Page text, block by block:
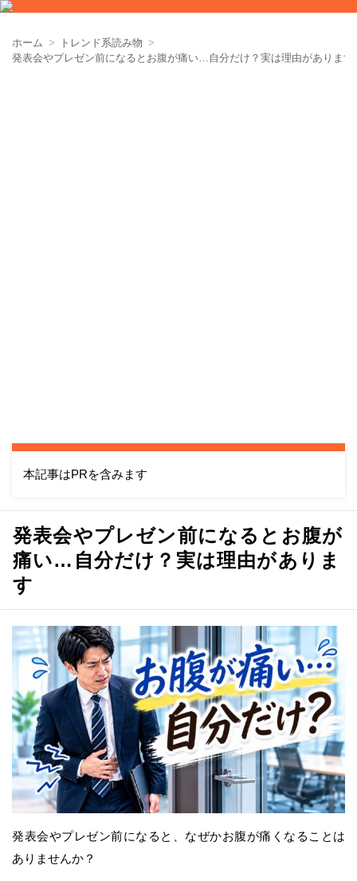
ホーム
トレンド系読み物
発表会やプレゼン前になるとお腹が痛い…自分だけ？実は理由があります
本記事はPRを含みます
発表会やプレゼン前になるとお腹が
痛い…自分だけ？実は理由がありま
す
発表会やプレゼン前になると、なぜかお腹が痛くなることは
ありませんか？